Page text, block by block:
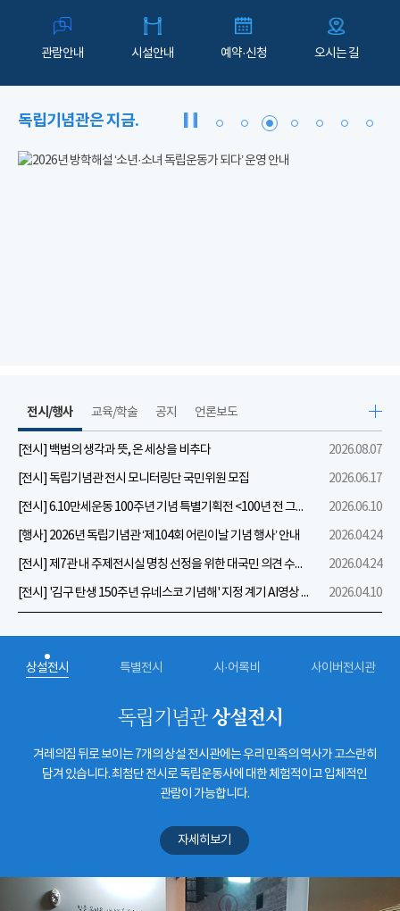
관람안내 시설안내 예약·신청 오시는 길
독립기념관은 지금.
전시/행사
[전시] 백범의 생각과 뜻, 온 세상을 비추다
2026.08.07
[전시] 독립기념관 전시 모니터링단 국민위원 모집
2026.06.17
[전시] 6.10만세운동 100주년 기념 특별기획전 <100년 전 그날을 보다: 6.10만세운동>
2026.06.10
[행사] 2026년 독립기념관 ‘제104회 어린이날 기념 행사’ 안내
2026.04.24
[전시] 제7관 내 주제전시실 명칭 선정을 위한 대국민 의견 수렴 실시
2026.04.24
[전시] '김구 탄생 150주년 유네스코 기념해' 지정 계기 AI영상 국민공모 개최 안내
2026.04.10
교육/학술 공지 언론보도
상설전시 특별전시 시·어록비 사이버전시관
독립기념관상설전시
겨레의집 뒤로 보이는 7개의 상설 전시관에는 우리 민족의 역사가 고스란히
담겨 있습니다. 최첨단 전시로 독립운동사에 대한 체험적이고 입체적인
관람이 가능합니다.
자세히보기